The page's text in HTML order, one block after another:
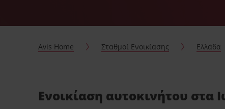
Avis Home Σταθμοί Ενοικίασης Ελλάδα
Ενοικίαση αυτοκινήτου στα